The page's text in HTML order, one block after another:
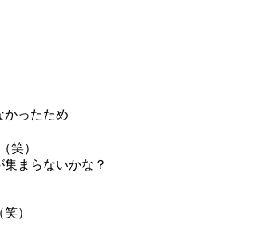
かったため
笑）
まらないかな？
）